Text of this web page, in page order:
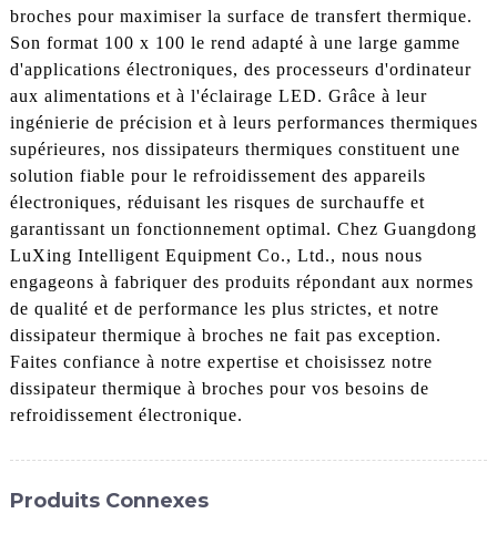
broches pour maximiser la surface de transfert thermique.
Son format 100 x 100 le rend adapté à une large gamme
d'applications électroniques, des processeurs d'ordinateur
aux alimentations et à l'éclairage LED. Grâce à leur
ingénierie de précision et à leurs performances thermiques
supérieures, nos dissipateurs thermiques constituent une
solution fiable pour le refroidissement des appareils
électroniques, réduisant les risques de surchauffe et
garantissant un fonctionnement optimal. Chez Guangdong
LuXing Intelligent Equipment Co., Ltd., nous nous
engageons à fabriquer des produits répondant aux normes
de qualité et de performance les plus strictes, et notre
dissipateur thermique à broches ne fait pas exception.
Faites confiance à notre expertise et choisissez notre
dissipateur thermique à broches pour vos besoins de
refroidissement électronique.
Produits Connexes